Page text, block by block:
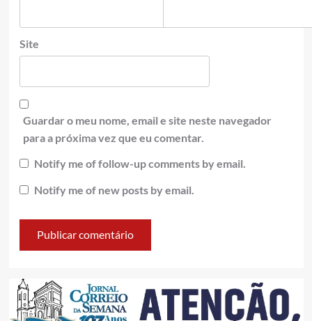
Site
Guardar o meu nome, email e site neste navegador
para a próxima vez que eu comentar.
Notify me of follow-up comments by email.
Notify me of new posts by email.